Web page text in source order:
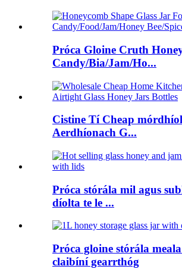
Próca Gloine Cruth
Candy/Bia/Jam/Ho...
Cistine Tí Cheap
Aerdhíonach G...
Próca stórála mil agus
díolta te le ...
Próca gloine stórála
claibíní gearrthóg